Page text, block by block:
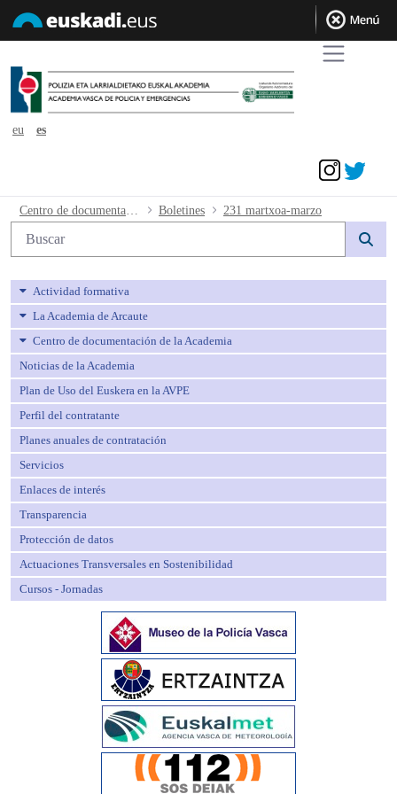
eu
es
231 martxoa-marzo - avpe
Boletines 231 martxoa-marzo
Búsqueda web
Actividad formativa
La Academia de Arcaute
Centro de documentación de la Academia
Noticias de la Academia
Plan de Uso del Euskera en la AVPE
Perfil del contratante
Planes anuales de contratación
Servicios
Enlaces de interés
Transparencia
Protección de datos
Actuaciones Transversales en Sostenibilidad
Cursos - Jornadas